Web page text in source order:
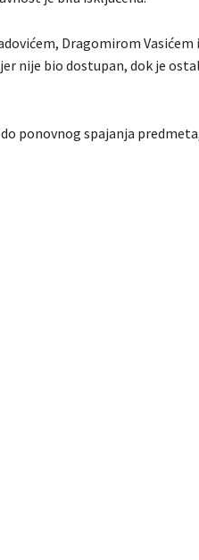
Dragomirom
nije bio dostupan, dok je
ponovnog spajanja